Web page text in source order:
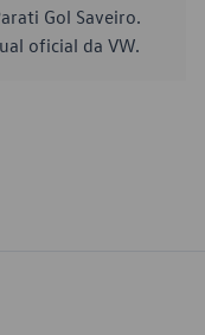
Gol Saveiro.
oficial da VW.